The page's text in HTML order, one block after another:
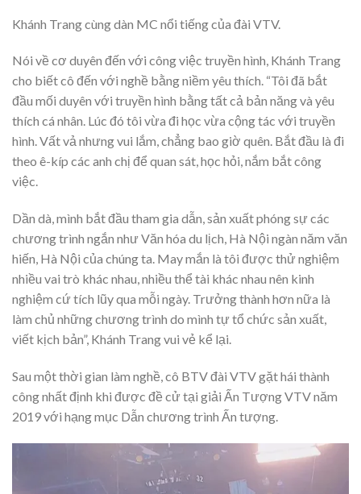
Khánh Trang cùng dàn MC nổi tiếng của đài VTV.
Nói về cơ duyên đến với công việc truyền hình, Khánh Trang
cho biết cô đến với nghề bằng niềm yêu thích. “Tôi đã bắt
đầu mối duyên với truyền hình bằng tất cả bản năng và yêu
thích cá nhân. Lúc đó tôi vừa đi học vừa cộng tác với truyền
hình. Vất vả nhưng vui lắm, chẳng bao giờ quên. Bắt đầu là đi
theo ê-kíp các anh chị để quan sát, học hỏi, nắm bắt công
việc.
Dần dà, mình bắt đầu tham gia dẫn, sản xuất phóng sự các
chương trình ngắn như Văn hóa du lịch, Hà Nội ngàn năm văn
hiến, Hà Nội của chúng ta. May mắn là tôi được thử nghiệm
nhiều vai trò khác nhau, nhiều thể tài khác nhau nên kinh
nghiệm cứ tích lũy qua mỗi ngày. Trưởng thành hơn nữa là
làm chủ những chương trình do mình tự tổ chức sản xuất,
viết kịch bản”, Khánh Trang vui vẻ kể lại.
Sau một thời gian làm nghề, cô BTV đài VTV gặt hái thành
công nhất định khi được đề cử tại giải Ấn Tượng VTV năm
2019 với hạng mục Dẫn chương trình Ấn tượng.